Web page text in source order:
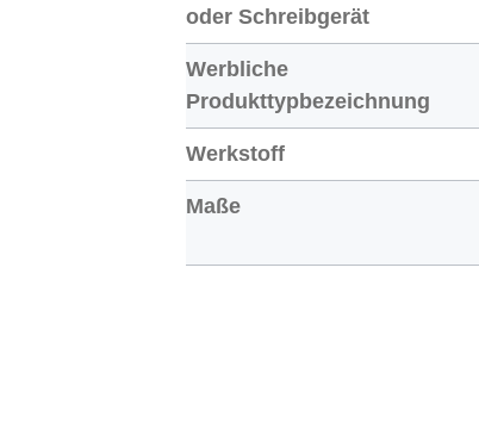
oder Schreibgerät
Werbliche
Produkttypbezeichnung
Werkstoff
Maße